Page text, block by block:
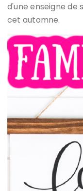
d'une enseigne de
cet automne.